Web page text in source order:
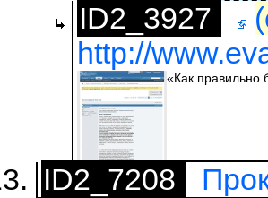
ID2_3927
http://
«Как правильно
ID2_7208